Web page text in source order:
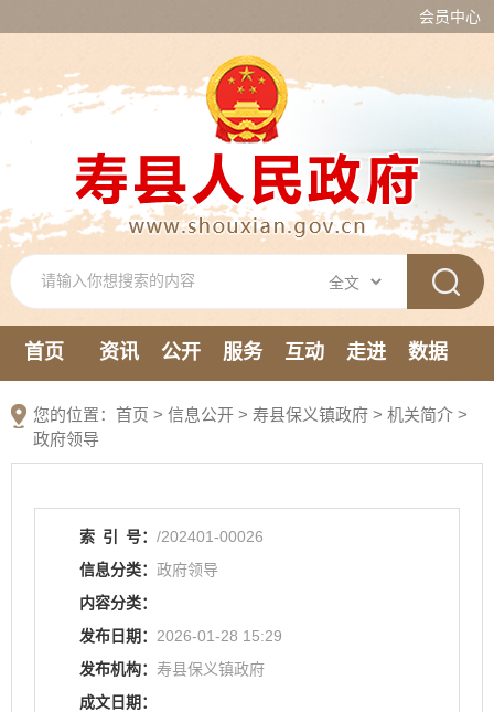
会员中心
首页 资讯 公开 服务 互动 走进
数据
您的位置： 首页 > 信息公开 > 寿县保义镇政府 > 机关简介 >
政府领导
索 引 号： /202401-00026
信息分类： 政府领导
内容分类：
发布日期： 2026-01-28 15:29
发布机构： 寿县保义镇政府
成文日期：